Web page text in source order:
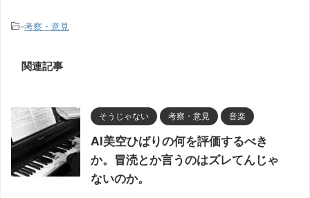
-考察・意見
関連記事
そうじゃない 考察・意見 音楽
AI美空ひばりの何を評価するべき
か。冒涜とか言うのはズレてんじゃ
ないのか。